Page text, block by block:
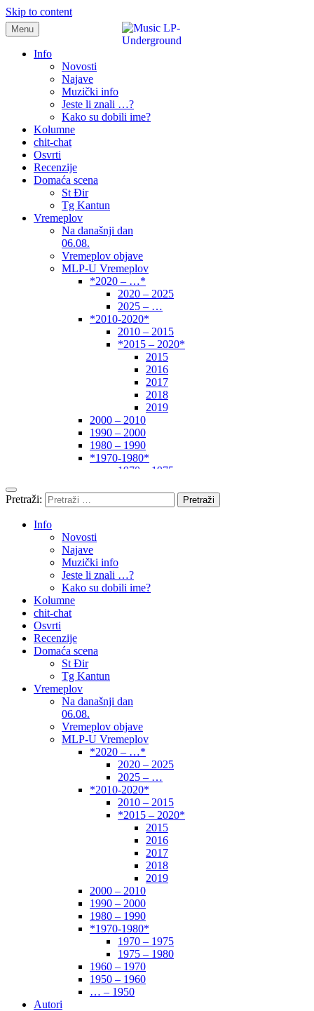
Skip to content
samo muzika i …..
Menu
Info
Novosti
Najave
Muzički info
Jeste li znali …?
Kako su dobili ime?
Kolumne
chit-chat
Osvrti
Recenzije
Domaća scena
St Đir
Tg Kantun
Vremeplov
Na današnji dan
06.08.
Vremeplov objave
MLP-U Vremeplov
*2020 – …*
2020 – 2025
2025 – …
*2010-2020*
2010 – 2015
*2015 – 2020*
2015
2016
2017
2018
2019
2000 – 2010
1990 – 2000
1980 – 1990
*1970-1980*
1970 – 1975
1960 – 1970
1950 – 1960
Autori
Pretraži:
Info
Novosti
Najave
Muzički info
Jeste li znali …?
Kako su dobili ime?
Kolumne
chit-chat
Osvrti
Recenzije
Domaća scena
St Đir
Tg Kantun
Vremeplov
Na današnji dan
06.08.
Vremeplov objave
MLP-U Vremeplov
*2020 – …*
2020 – 2025
2025 – …
*2010-2020*
2010 – 2015
*2015 – 2020*
2015
2016
2017
2018
2019
2000 – 2010
1990 – 2000
1980 – 1990
*1970-1980*
1970 – 1975
1975 – 1980
1960 – 1970
1950 – 1960
… – 1950
Autori